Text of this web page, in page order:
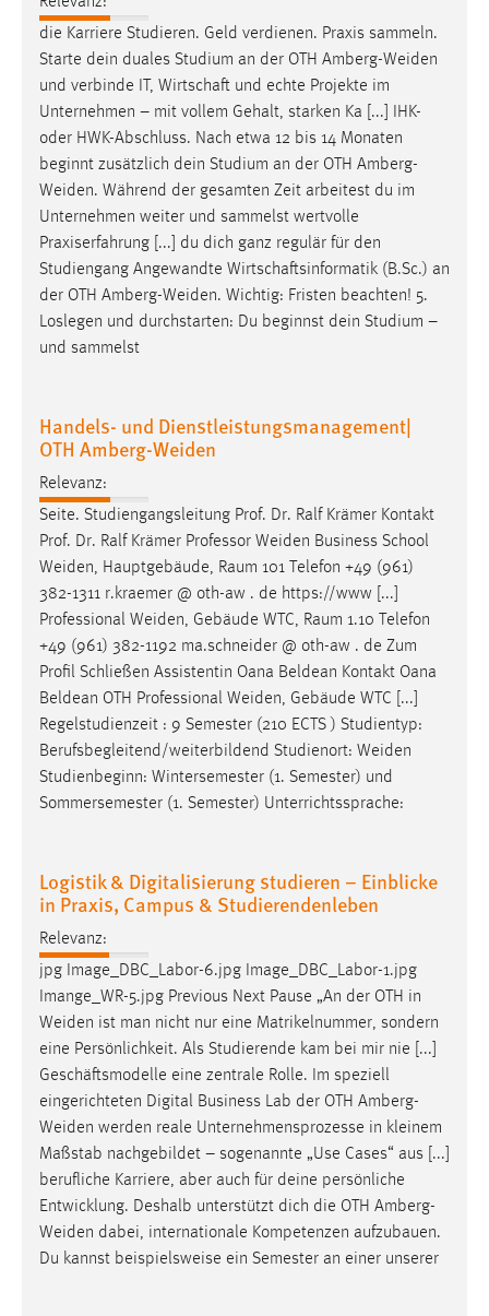
die Karriere Studieren. Geld verdienen. Praxis sammeln.
Starte dein duales Studium an der OTH Amberg-Weiden
und verbinde IT, Wirtschaft und echte Projekte im
Unternehmen – mit vollem Gehalt, starken Ka [...] IHK-
oder HWK-Abschluss. Nach etwa 12 bis 14 Monaten
beginnt zusätzlich dein Studium an der OTH Amberg-
Weiden. Während der gesamten Zeit arbeitest du im
Unternehmen weiter und sammelst wertvolle
Praxiserfahrung [...] du dich ganz regulär für den
Studiengang Angewandte Wirtschaftsinformatik (B.Sc.) an
der OTH Amberg-Weiden. Wichtig: Fristen beachten! 5.
Loslegen und durchstarten: Du beginnst dein Studium –
und sammelst
Handels- und Dienstleistungsmanagement|
OTH Amberg-Weiden
Relevanz:
Seite. Studiengangsleitung Prof. Dr. Ralf Krämer Kontakt
Prof. Dr. Ralf Krämer Professor Weiden Business School
Weiden, Hauptgebäude, Raum 101 Telefon +49 (961)
382-1311 r.kraemer @ oth-aw . de https://www [...]
Professional Weiden, Gebäude WTC, Raum 1.10 Telefon
+49 (961) 382-1192 ma.schneider @ oth-aw . de Zum
Profil Schließen Assistentin Oana Beldean Kontakt Oana
Beldean OTH Professional Weiden, Gebäude WTC [...]
Regelstudienzeit : 9 Semester (210 ECTS ) Studientyp:
Berufsbegleitend/weiterbildend Studienort: Weiden
Studienbeginn: Wintersemester (1. Semester) und
Sommersemester (1. Semester) Unterrichtssprache:
Logistik & Digitalisierung studieren – Einblicke
in Praxis, Campus & Studierendenleben
Relevanz:
jpg Image_DBC_Labor-6.jpg Image_DBC_Labor-1.jpg
Imange_WR-5.jpg Previous Next Pause „An der OTH in
Weiden ist man nicht nur eine Matrikelnummer, sondern
eine Persönlichkeit. Als Studierende kam bei mir nie [...]
Geschäftsmodelle eine zentrale Rolle. Im speziell
eingerichteten Digital Business Lab der OTH Amberg-
Weiden werden reale Unternehmensprozesse in kleinem
Maßstab nachgebildet – sogenannte „Use Cases“ aus [...]
berufliche Karriere, aber auch für deine persönliche
Entwicklung. Deshalb unterstützt dich die OTH Amberg-
Weiden dabei, internationale Kompetenzen aufzubauen.
Du kannst beispielsweise ein Semester an einer unserer